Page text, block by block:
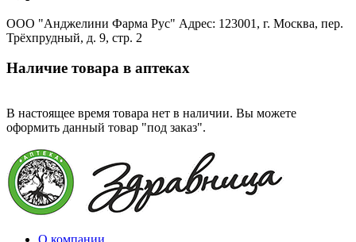
ООО "Анджелини Фарма Рус" Адрес: 123001, г. Москва, пер.
Трёхпрудный, д. 9, стр. 2
Наличие товара в аптеках
В настоящее время товара нет в наличии. Вы можете
оформить данный товар "под заказ".